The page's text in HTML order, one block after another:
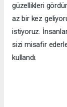
güzellikleri
az bir kez
istiyoruz.
sizi misafir
kullandı.